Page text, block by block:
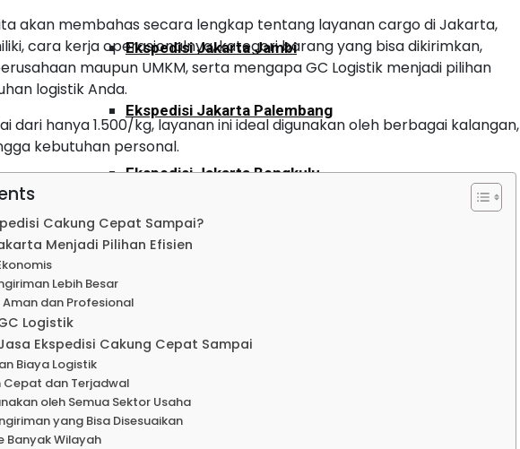
Ekspedisi Jakarta Jambi
Ekspedisi Jakarta Palembang
Ekspedisi Jakarta Bengkulu
Ekspedisi Jakarta Aceh
Ekspedisi Jakarta Padang
Kalimantan
akan membahas secara lengkap tentang layanan cargo di Jakarta,
cara kerja operasionalnya, kategori barang yang bisa dikirimkan,
maupun UMKM, serta mengapa GC Logistik menjadi pilihan
logistik Anda.
dari hanya 1.500/kg, layanan ini ideal digunakan oleh berbagai kalangan,
kebutuhan personal.
Cakung Cepat Sampai?
Menjadi Pilihan Efisien
Lebih Besar
Aman dan Profesional
Logistik
Ekspedisi Cakung Cepat Sampai
Biaya Logistik
Cepat dan Terjadwal
oleh Semua Sektor Usaha
yang Bisa Disesuaikan
Banyak Wilayah